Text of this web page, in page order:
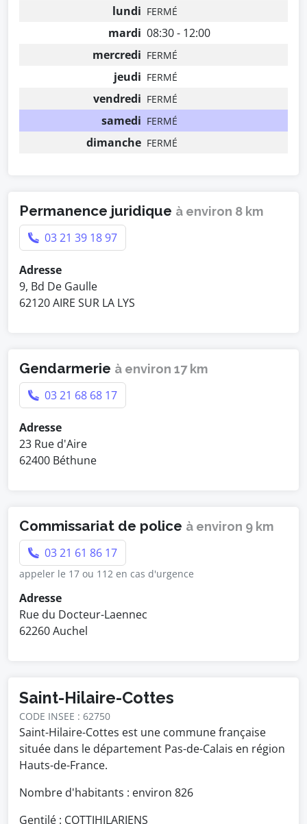
lundi FERMÉ
mardi 08:30 - 12:00
mercredi FERMÉ
jeudi FERMÉ
vendredi FERMÉ
samedi FERMÉ
dimanche FERMÉ
Permanence juridique à environ 8 km
03 21 39 18 97
Adresse
9, Bd De Gaulle
62120 AIRE SUR LA LYS
Gendarmerie à environ 17 km
03 21 68 68 17
Adresse
23 Rue d'Aire
62400 Béthune
Commissariat de police à environ 9 km
03 21 61 86 17
appeler le 17 ou 112 en cas d'urgence
Adresse
Rue du Docteur-Laennec
62260 Auchel
Saint-Hilaire-Cottes
CODE INSEE : 62750
Saint-Hilaire-Cottes est une commune française
située dans le département Pas-de-Calais en région
Hauts-de-France.
Nombre d'habitants : environ 826
Gentilé : COTTIHILARIENS